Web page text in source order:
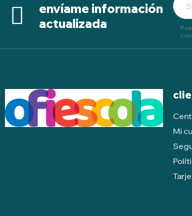
envíame información
actualizada
Mi